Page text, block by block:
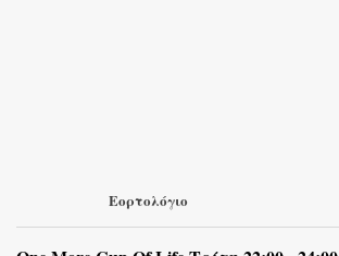
Εορτολόγιο